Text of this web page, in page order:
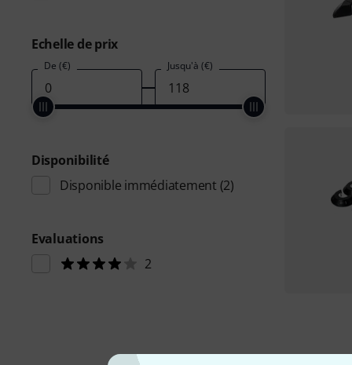
Echelle de prix
De (€) Jusqu'à (€)
Disponibilité
Disponible immédiatement (2)
Evaluations
2